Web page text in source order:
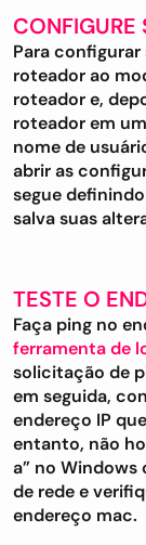
CONFIGURE
Para
roteador ao
roteador e,
roteador em
nome de
abrir as
segue
salva suas
TESTE O
Faça ping no
ferramenta de
solicitação de
em seguida,
endereço IP
entanto, não
a” no Windows
de rede e
endereço mac.